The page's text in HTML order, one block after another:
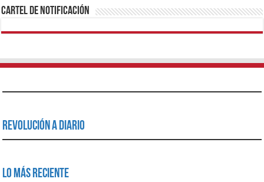
Cartel de Notificación
Revolución a Diario
Lo Más Reciente